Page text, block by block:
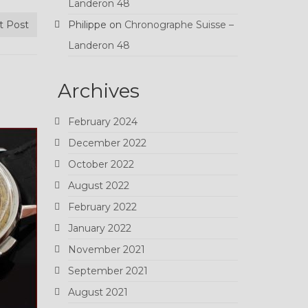
Post
Landeron 48
Philippe on Chronographe Suisse –
Landeron 48
Archives
February 2024
December 2022
October 2022
August 2022
February 2022
January 2022
November 2021
September 2021
August 2021